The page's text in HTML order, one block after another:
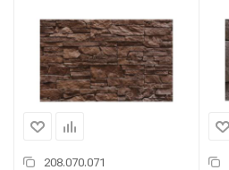
208.070.071